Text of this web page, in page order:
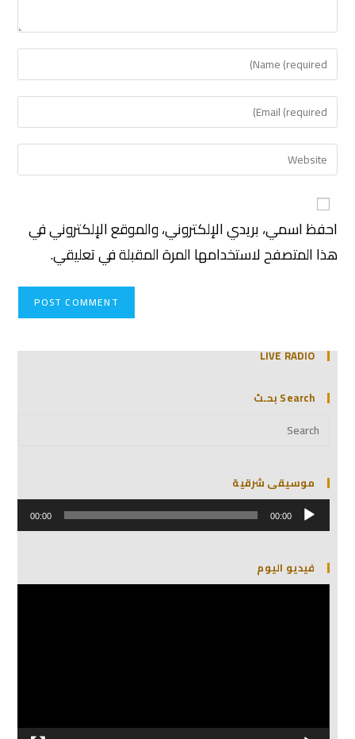
احفظ اسمي، بريدي الإلكتروني، والموقع الإلكتروني في
هذا المتصفح لاستخدامها المرة المقبلة في تعليقي.
LIVE RADIO
Search بحـث
موسيقى شرقية
مشغل
الصوت 00:00
00:00
فيديو اليوم
مشغل